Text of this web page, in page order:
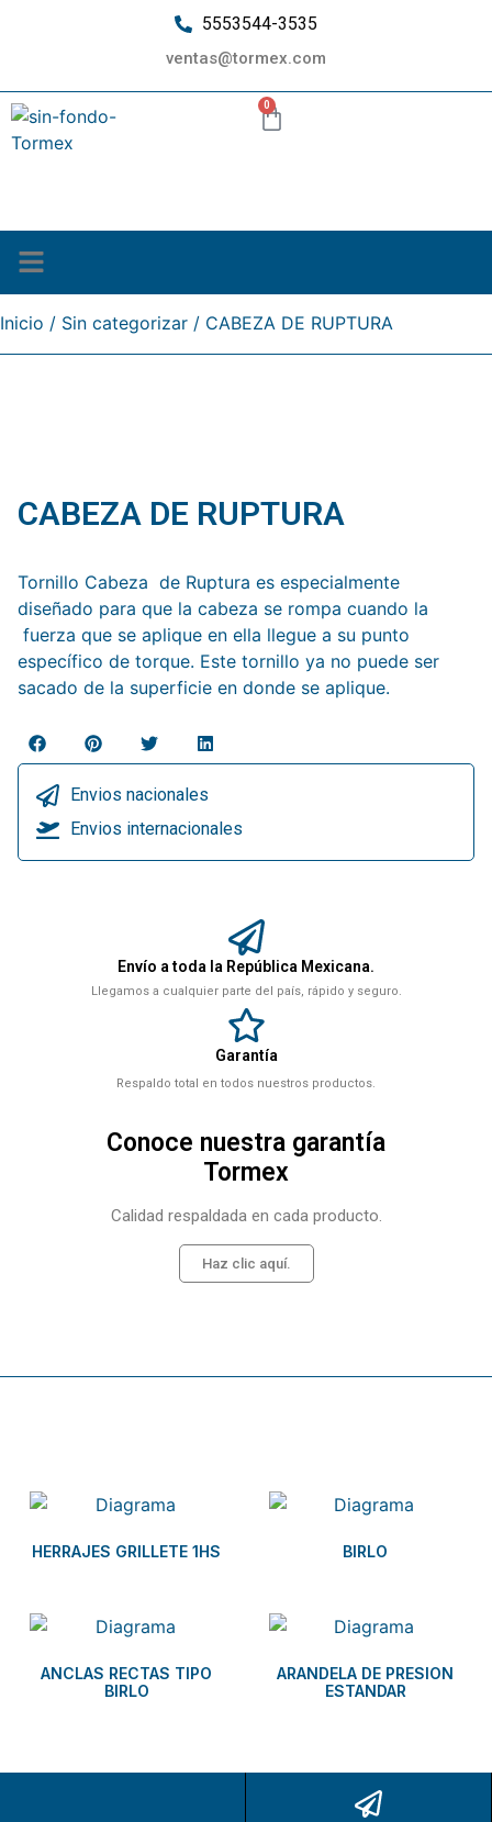
5553544-3535
ventas@tormex.com
0
Inicio / Sin categorizar / CABEZA DE RUPTURA
CABEZA DE RUPTURA
Tornillo Cabeza de Ruptura es especialmente
diseñado para que la cabeza se rompa cuando la
fuerza que se aplique en ella llegue a su punto
específico de torque. Este tornillo ya no puede ser
sacado de la superficie en donde se aplique.
Envios nacionales
Envios internacionales
Envío a toda la República Mexicana.
Llegamos a cualquier parte del país, rápido y seguro.
Garantía
Respaldo total en todos nuestros productos.
Conoce nuestra garantía
Tormex
Calidad respaldada en cada producto.
Haz clic aquí.
HERRAJES GRILLETE 1HS BIRLO
ANCLAS RECTAS TIPO
BIRLO
ARANDELA DE PRESION
ESTANDAR